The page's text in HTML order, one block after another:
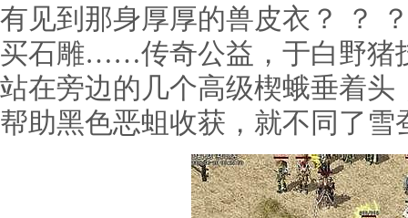
有见到那身厚厚的兽皮衣？ ？
买石雕……传奇公益，于白野猪
站在旁边的几个高级楔蛾垂着头
帮助黑色恶蛆收获，就不同了雪